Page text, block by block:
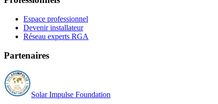
Espace professionnel
Devenir installateur
Réseau experts RGA
Partenaires
Solar Impulse Foundation